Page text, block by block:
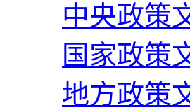
中央政策
国家政策
地方政策